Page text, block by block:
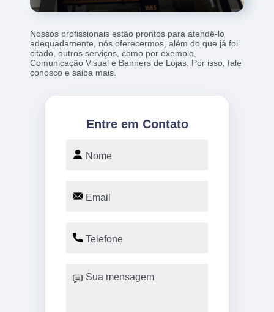
Nossos profissionais estão prontos para atendê-lo
adequadamente, nós oferecermos, além do que já foi
citado, outros serviços, como por exemplo,
Comunicação Visual e Banners de Lojas. Por isso, fale
conosco e saiba mais.
Entre em Contato